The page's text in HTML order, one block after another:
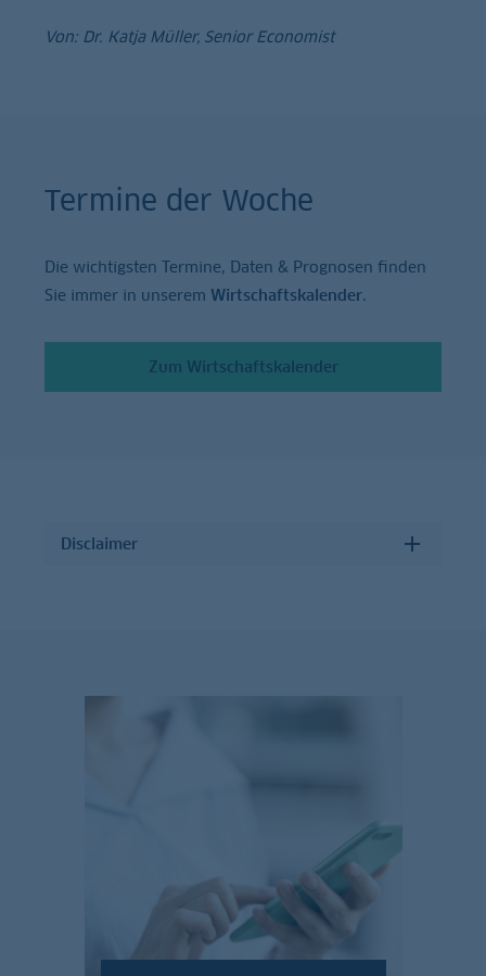
Von: Dr. Katja Müller, Senior Economist
Termine der Woche
Die wichtigsten Termine, Daten & Prognosen finden
Sie immer in unserem Wirtschaftskalender.
Zum Wirtschaftskalender
Disclaimer